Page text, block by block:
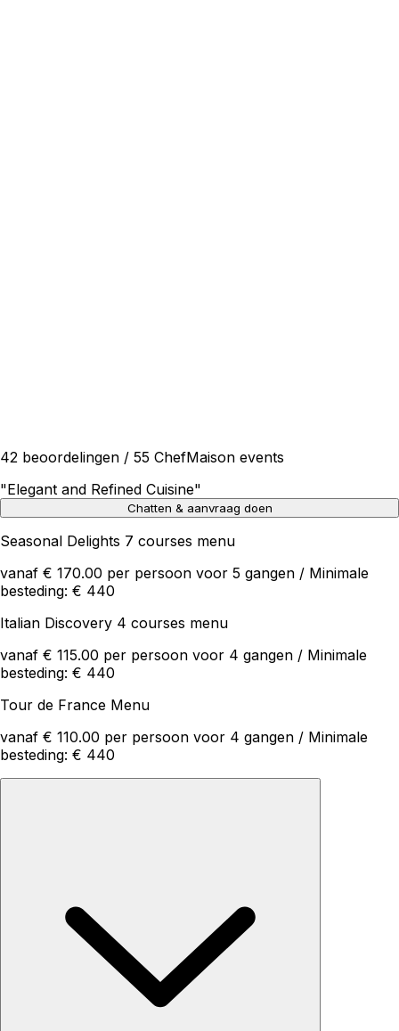
42 beoordelingen / 55 ChefMaison events
"Elegant and Refined Cuisine"
Chatten & aanvraag doen
Seasonal Delights 7 courses menu
vanaf € 170.00 per persoon voor 5 gangen / Minimale
besteding: € 440
Italian Discovery 4 courses menu
vanaf € 115.00 per persoon voor 4 gangen / Minimale
besteding: € 440
Tour de France Menu
vanaf € 110.00 per persoon voor 4 gangen / Minimale
besteding: € 440